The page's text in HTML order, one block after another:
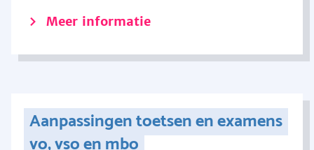
Meer informatie
Aanpassingen toetsen en examens